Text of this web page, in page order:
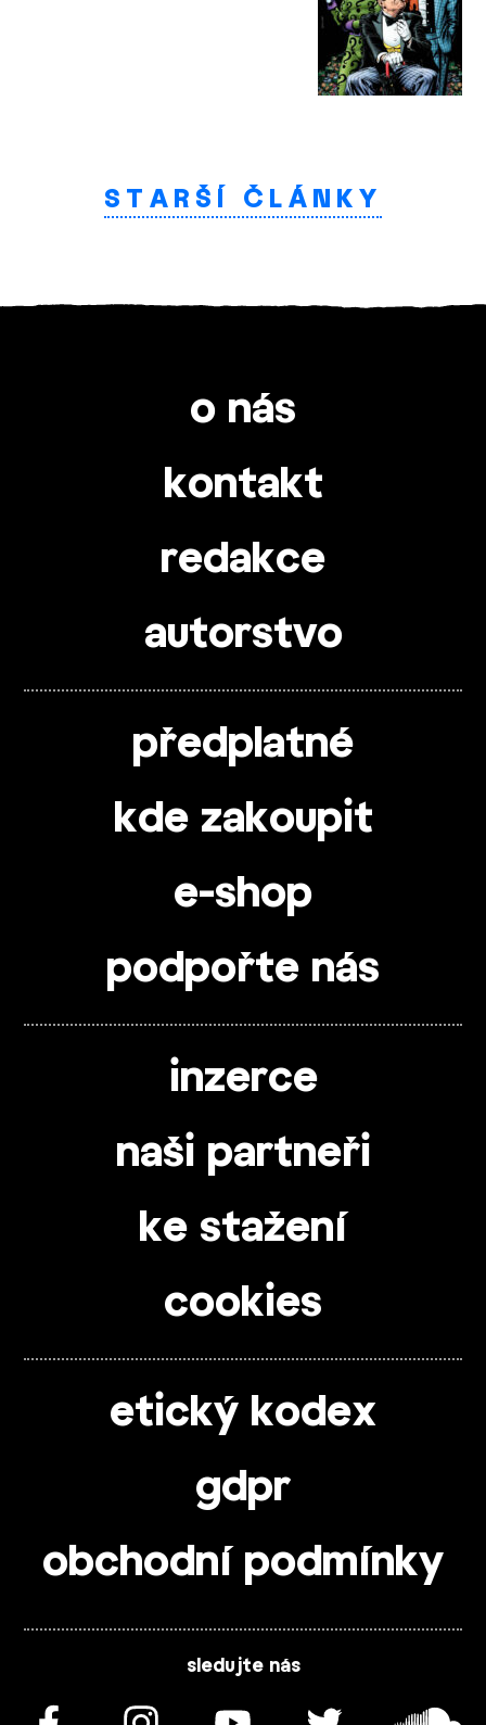
STARŠÍ ČLÁNKY
o nás
kontakt
redakce
autorstvo
předplatné
kde zakoupit
e-shop
podpořte nás
inzerce
naši partneři
ke stažení
cookies
etický kodex
gdpr
obchodní podmínky
sledujte nás